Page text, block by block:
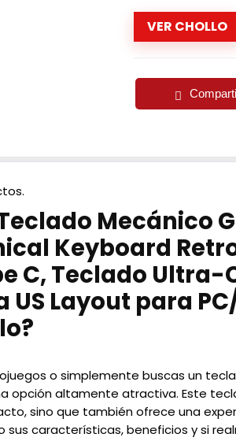
VER CHOLLO
Mecánico
Keyboard
C, Teclado Ultra-
Layout para
o simplemente buscas un
opción altamente atractiva. Este
sino que también ofrece una
sus características, beneficios y si